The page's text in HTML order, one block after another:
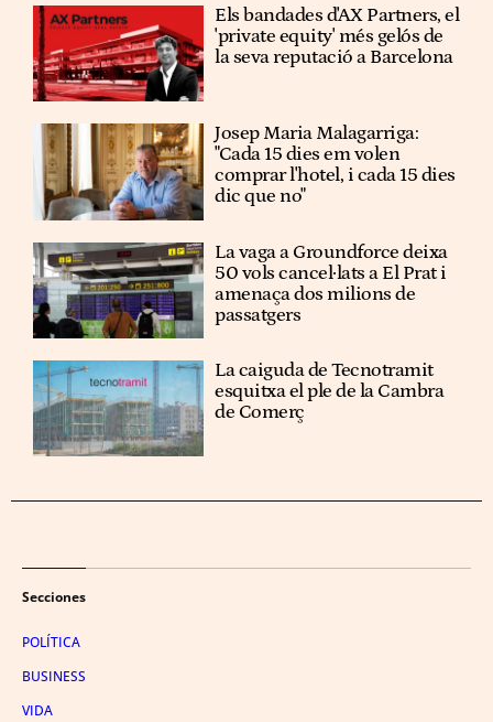
Els bandades d'AX Partners, el
'private equity' més gelós de
la seva reputació a Barcelona
Josep Maria Malagarriga:
"Cada 15 dies em volen
comprar l'hotel, i cada 15 dies
dic que no"
La vaga a Groundforce deixa
50 vols cancel·lats a El Prat i
amenaça dos milions de
passatgers
La caiguda de Tecnotramit
esquitxa el ple de la Cambra
de Comerç
Secciones
POLÍTICA
BUSINESS
VIDA